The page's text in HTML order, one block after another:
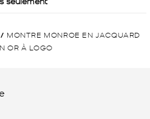
/ MONTRE MONROE EN JACQUARD
OR À LOGO